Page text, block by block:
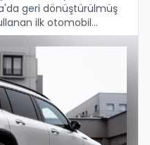
geri dönüştürülmüş
ilk otomobil
nesil büyük elektrikli